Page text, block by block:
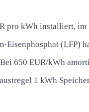
pro kWh installiert, im
Eisenphosphat (LFP)
Bei 650 EUR/kWh
1 kWh